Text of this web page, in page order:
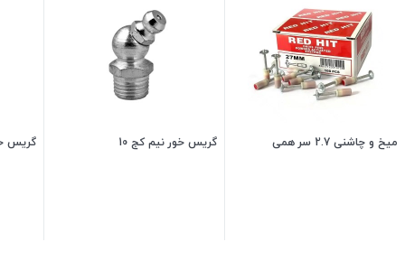
میخ و چاشنی 2.7 سر همی گریس خور نیم کج 10 گریس